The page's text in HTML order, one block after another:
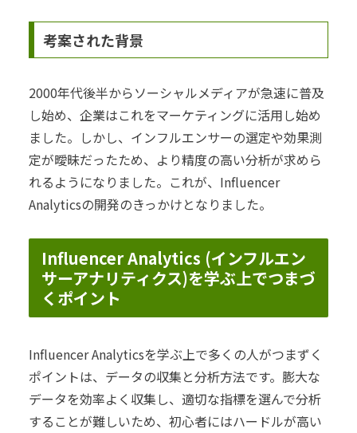
考案された背景
2000年代後半からソーシャルメディアが急速に普及
し始め、企業はこれをマーケティングに活用し始め
ました。しかし、インフルエンサーの選定や効果測
定が曖昧だったため、より精度の高い分析が求めら
れるようになりました。これが、Influencer
Analyticsの開発のきっかけとなりました。
Influencer Analytics (インフルエン
サーアナリティクス)を学ぶ上でつまづ
くポイント
Influencer Analyticsを学ぶ上で多くの人がつまずく
ポイントは、データの収集と分析方法です。膨大な
データを効率よく収集し、適切な指標を選んで分析
することが難しいため、初心者にはハードルが高い